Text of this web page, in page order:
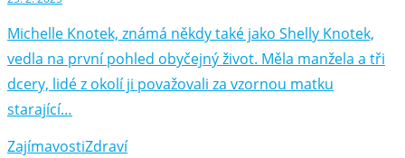
Michelle Knotek, známá někdy také jako Shelly Knotek,
vedla na první pohled obyčejný život. Měla manžela a tři
dcery, lidé z okolí ji považovali za vzornou matku
starající…
ZajímavostiZdraví